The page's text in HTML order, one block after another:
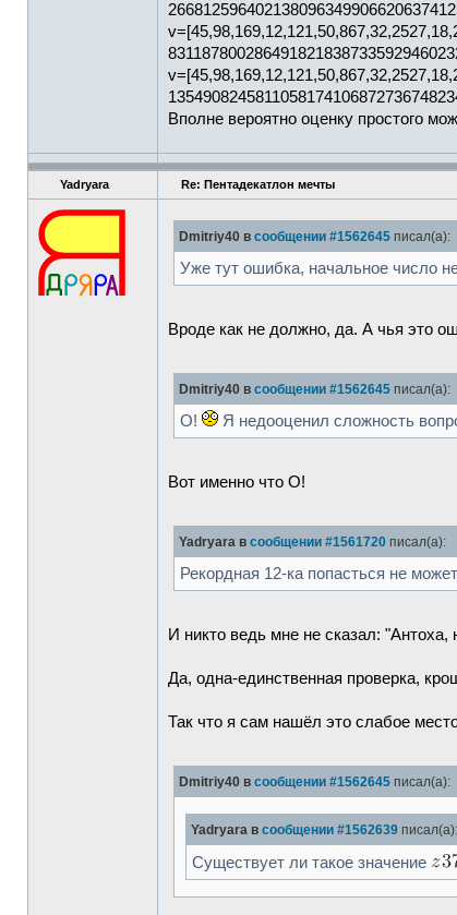
Вполне вероятно оценку простого
Yadryara Re: Пентадекатлон мечты
Dmitriy40 в сообщении #1562645 писал(а):
Уже тут ошибка, начальное число
Вроде как не должно, да. А чья это
Dmitriy40 в сообщении #1562645 писал(а):
О! Я недооценил сложность
Вот именно что О!
Yadryara в сообщении #1561720 писал(а):
Рекордная 12-ка попасться не
И никто ведь мне не сказал:
Да, одна-единственная проверка,
Так что я сам нашёл это слабое
Dmitriy40 в сообщении #1562645 писал(а):
Yadryara в сообщении #1562639 писал(а):
Существует ли такое значение